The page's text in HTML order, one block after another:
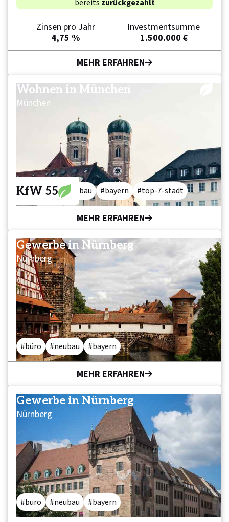
bereits zurückgezahlt
Zinsen pro Jahr
4,75 %
Investmentsumme
1.500.000 €
MEHR ERFAHREN
Wohnen in München
München
wohnen neubau bayern top-7-stadt
KfW 55
MEHR ERFAHREN
Gewerbe in Nürnberg
Nürnberg
büro neubau bayern
MEHR ERFAHREN
Gewerbe in Nürnberg
Nürnberg
büro neubau bayern